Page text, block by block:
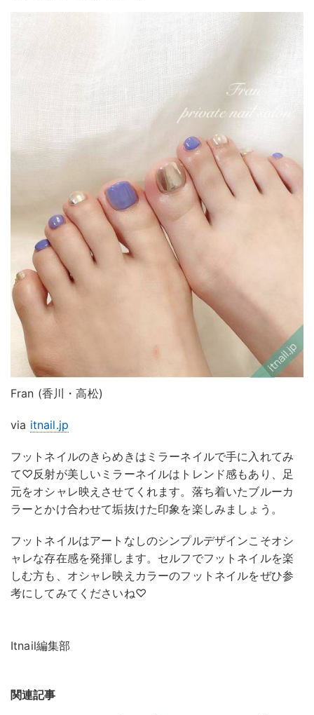
Fran (香川・高松)
via itnail.jp
フットネイルのきらめきはミラーネイルで手に入れてみ
て♡反射が美しいミラーネイルはトレンド感もあり、足
元をオシャレ映えさせてくれます。落ち着いたブルーカ
ラーとかけ合わせて垢抜けた印象を楽しみましょう。
フットネイルはアートなしのシンプルデザインこそオシ
ャレな存在感を発揮します。セルフでフットネイルを楽
しむ方も、オシャレ映えカラーのフットネイルをぜひ参
考にしてみてくださいね♡
Itnail編集部
関連記事